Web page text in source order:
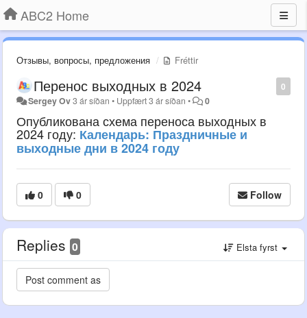
ABC2 Home
Отзывы, вопросы, предложения Fréttir
0
Перенос выходных в 2024
Sergey Ov3 ár síðan • Uppfært3 ár síðan • 0
Опубликована схема переноса выходных в
2024 году: Календарь: Праздничные и
выходные дни в 2024 году
0 0 Follow
Replies 0 Elsta fyrst